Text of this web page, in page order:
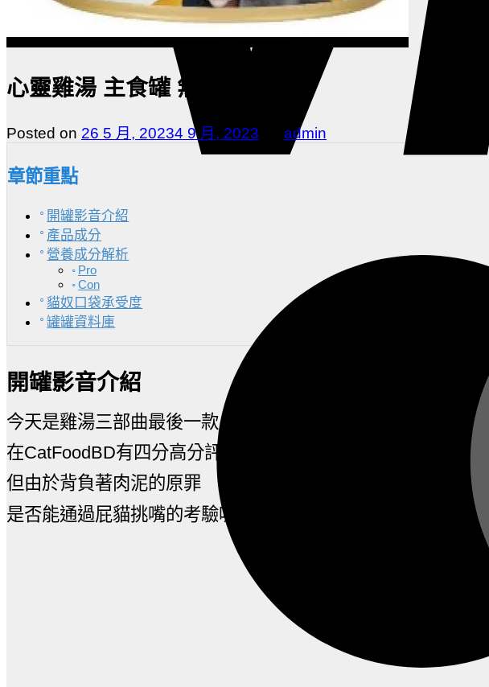
心靈雞湯 主食罐 無穀家禽
Posted on 26 5 月, 20234 9 月, 2023 admin
章節重點
開罐影音介紹
產品成分
營養成分解析
Pro
Con
貓奴口袋承受度
罐罐資料庫
開罐影音介紹
今天是雞湯三部曲最後一款,無榖家禽
在CatFoodBD有四分高分評價
但由於背負著肉泥的原罪
是否能通過屁貓挑嘴的考驗呢？